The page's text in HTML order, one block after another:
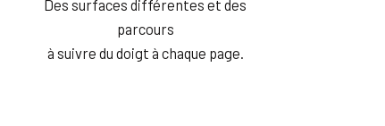
Des surfaces différentes et des
parcours
à suivre du doigt à chaque page.